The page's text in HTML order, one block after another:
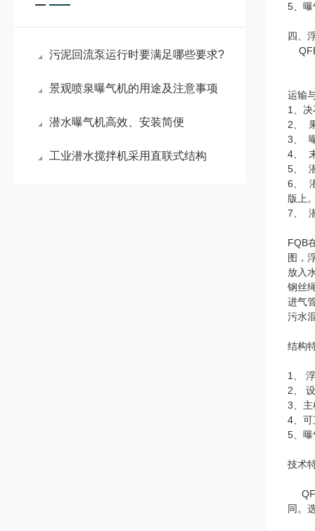
污泥回流泵运行时要满足哪些要求?
景观喷泉曝气机的用途及注意事项
潜水曝气机高效、安装简便
工业潜水搅拌机采用直联式结构
5、曝
四、
运输
1、
2、
3、
4、
5、
6、
版上
7、
FQB
图，
放入
钢丝
进气
污水
结构
1、
2、
3、主
4、可
5、曝
技术
同。